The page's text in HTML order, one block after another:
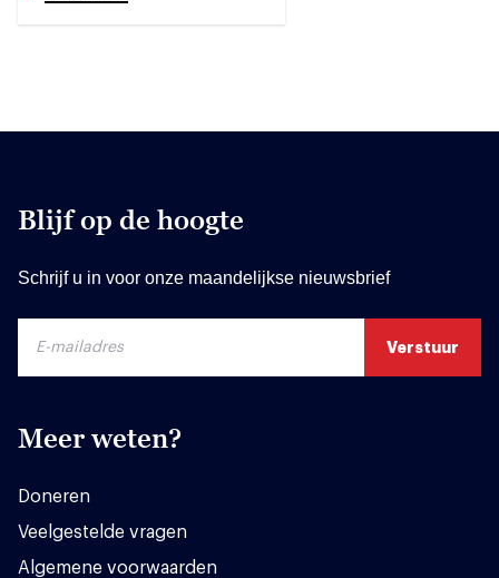
Blijf op de hoogte
Schrijf u in voor onze maandelijkse nieuwsbrief
Meer weten?
Doneren
Veelgestelde vragen
Algemene voorwaarden